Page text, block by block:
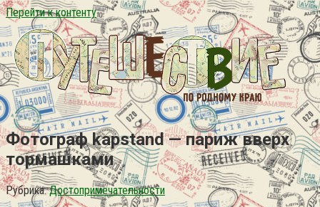
Перейти к контенту
Фотограф kapstand — париж вверх
тормашками
Рубрика: Достопримечательности